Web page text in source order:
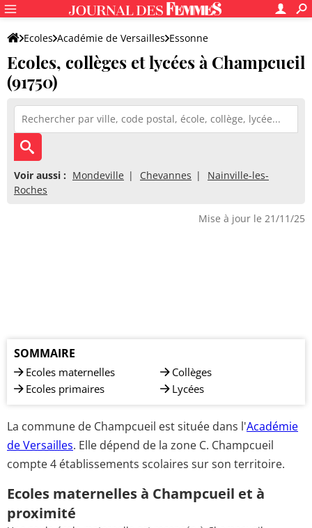
Ecoles Académie de Versailles Essonne
Ecoles, collèges et lycées à Champcueil
(91750)
Voir aussi : Mondeville Chevannes
Nainville-les-
Roches
Mise à jour le 21/11/25
SOMMAIRE
Ecoles maternelles
Ecoles primaires
Collèges
Lycées
La commune de Champcueil est située dans l'Académie
de Versailles. Elle dépend de la zone C. Champcueil
compte 4 établissements scolaires sur son territoire.
Ecoles maternelles à Champcueil et à
proximité